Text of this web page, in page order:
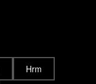
Hrm